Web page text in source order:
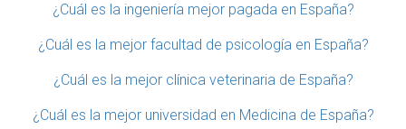
¿Cuál es la ingeniería mejor pagada en España?
¿Cuál es la mejor facultad de psicología en España?
¿Cuál es la mejor clínica veterinaria de España?
¿Cuál es la mejor universidad en Medicina de España?